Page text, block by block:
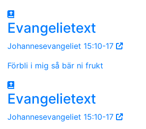
Evangelietext
Johannesevangeliet 15:10-17
Förbli i mig så bär ni frukt
Evangelietext
Johannesevangeliet 15:10-17